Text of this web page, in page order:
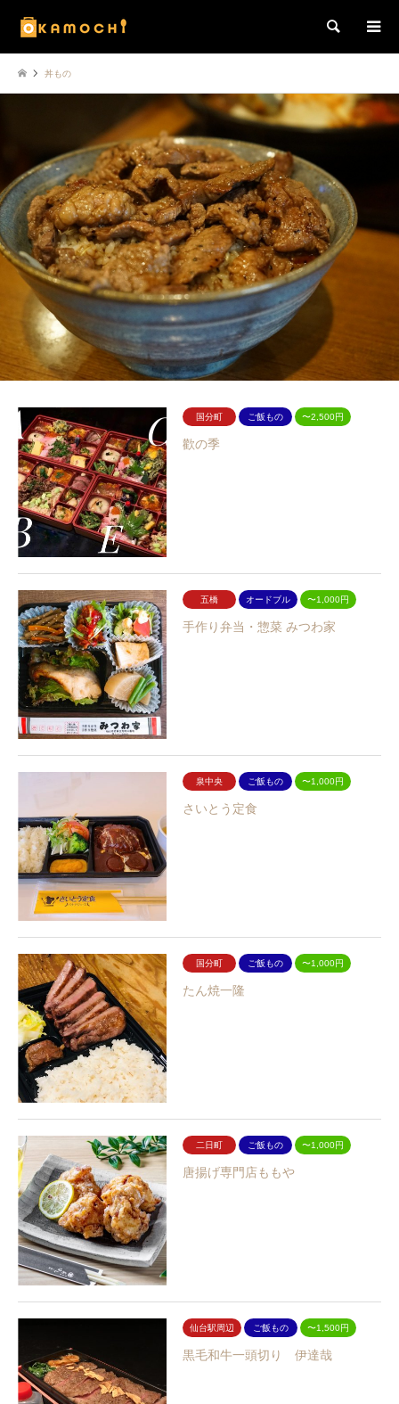
検索
丼もの
国分町 ご飯もの 〜2,500円
歡の季
五橋 オードブル 〜1,000円
手作り弁当・惣菜 みつわ家
泉中央 ご飯もの 〜1,000円
さいとう定食
国分町 ご飯もの 〜1,000円
たん焼一隆
二日町 ご飯もの 〜1,000円
唐揚げ専門店ももや
仙台駅周辺 ご飯もの 〜1,500円
黒毛和牛一頭切り 伊達哉